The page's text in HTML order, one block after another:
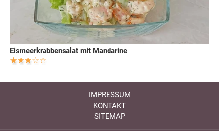
Eismeerkrabbensalat mit Mandarine
IMPRESSUM
KONTAKT
SITEMAP